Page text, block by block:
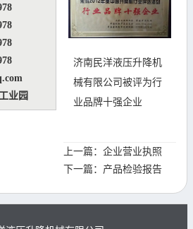
业园
济南民洋液压升降机
械有限公司被评为行
业品牌十强企业
上一篇： 企业营业执照
下一篇： 产品检验报告